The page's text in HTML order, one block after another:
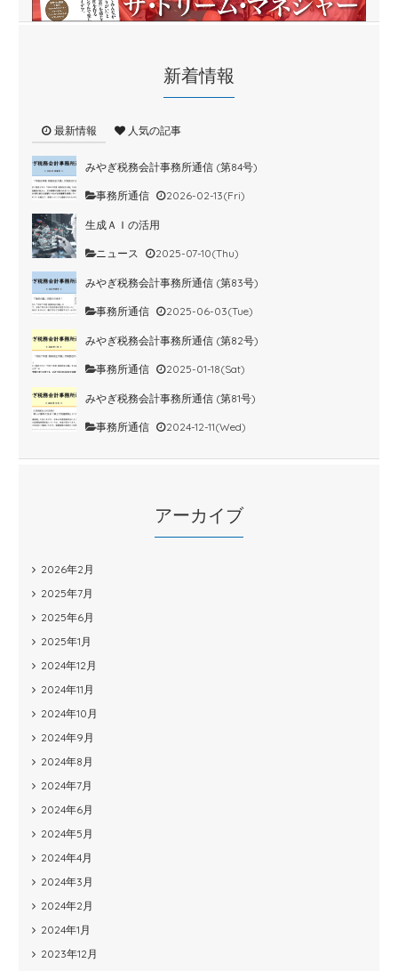
新着情報
最新情報 人気の記事
みやぎ税務会計事務所通信 (第84号)
事務所通信 2026-02-13(Fri)
生成ＡＩの活用
ニュース 2025-07-10(Thu)
みやぎ税務会計事務所通信 (第83号)
事務所通信 2025-06-03(Tue)
みやぎ税務会計事務所通信 (第82号)
事務所通信 2025-01-18(Sat)
みやぎ税務会計事務所通信 (第81号)
事務所通信 2024-12-11(Wed)
アーカイブ
2026年2月
2025年7月
2025年6月
2025年1月
2024年12月
2024年11月
2024年10月
2024年9月
2024年8月
2024年7月
2024年6月
2024年5月
2024年4月
2024年3月
2024年2月
2024年1月
2023年12月